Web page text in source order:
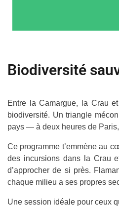
Biodiversité
Entre la Camargue, la Crau
biodiversité. Un triangle
pays — à deux heures de
Ce programme t’emmène au
des incursions dans la Crau
d’approcher de si près.
chaque milieu a ses propres
Une session idéale pour ceux